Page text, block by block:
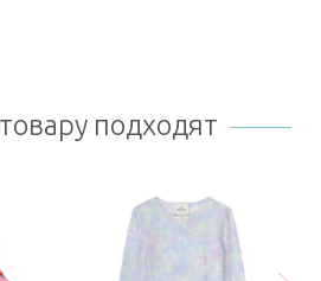
подходят